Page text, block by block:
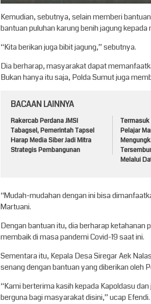
Kemudian, sebutnya, selain memberi
bantuan puluhan karung benih jagung
“Kita berikan juga bibit jagung,” sebutnya.
Dia berharap, masyarakat dapat
Bukan hanya itu saja, Polda Sumut juga
BACAAN LAINNYA
Rakercab Perdana JMSI
Tabagsel, Pemerintah Tapsel
Harap Media Siber Jadi Mitra
Strategis Pembangunan
Pelajar
Melalui
“Mudah-mudahan dengan ini bisa
Martuani.
Dengan bantuan itu, dia berharap ketahanan
membaik di masa pandemi Covid-19 saat ini.
Sementara itu, Kepala Desa Siregar Aek
senang dengan bantuan yang diberikan oleh
“Kami berterima kasih kepada Kapoldasu
berguna bagi masyarakat disini,” ucap